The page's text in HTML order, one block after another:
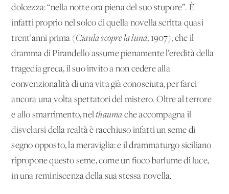
dolcezza: “nella notte ora piena del suo stupore”. È
infatti proprio nel solco di quella novella scritta quasi
trent’anni prima (Ciaula scopre la luna, 1907), che il
dramma di Pirandello assume pienamente l’eredità della
tragedia greca, il suo invito a non cedere alla
convenzionalità di una vita già conosciuta, per farci
ancora una volta spettatori del mistero. Oltre al terrore
e allo smarrimento, nelthauma che accompagna il
disvelarsi della realtà è racchiuso infatti un seme di
segno opposto, la meraviglia: e il drammaturgo siciliano
ripropone questo seme, come un fioco barlume di luce,
in una reminiscenza della sua stessa novella.